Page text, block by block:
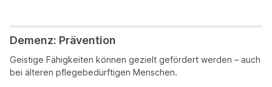
Demenz: Prävention
Geistige Fähigkeiten können gezielt gefördert werden – auch
bei älteren pflegebedürftigen Menschen.